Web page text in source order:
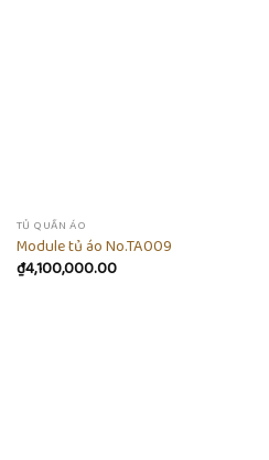
TỦ QUẦN ÁO
Module tủ áo No.TA009
₫4,100,000.00